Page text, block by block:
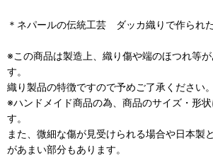
＊ネパールの伝統工芸 ダッカ織りで作られ
※この商品は製造上、織り傷や端のほつれ等
す。
織り製品の特徴ですので予めご了承ください。
※ハンドメイド商品の為、商品のサイズ・形
す。
また、微細な傷が見受けられる場合や日本製
があまい部分もあります。